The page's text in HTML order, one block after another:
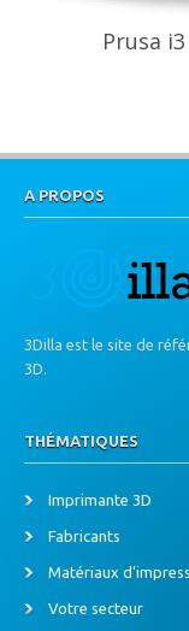
Prusa
A PROPOS
3Dilla est le site de
3D.
THÉMATIQUES
Imprimante 3D
Fabricants
Matériaux
Votre secteur